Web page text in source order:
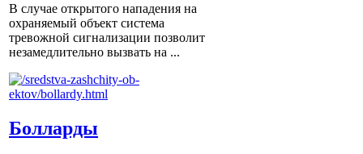
В случае открытого нападения на
охраняемый объект система
тревожной сигнализации позволит
незамедлительно вызвать на ...
Болларды